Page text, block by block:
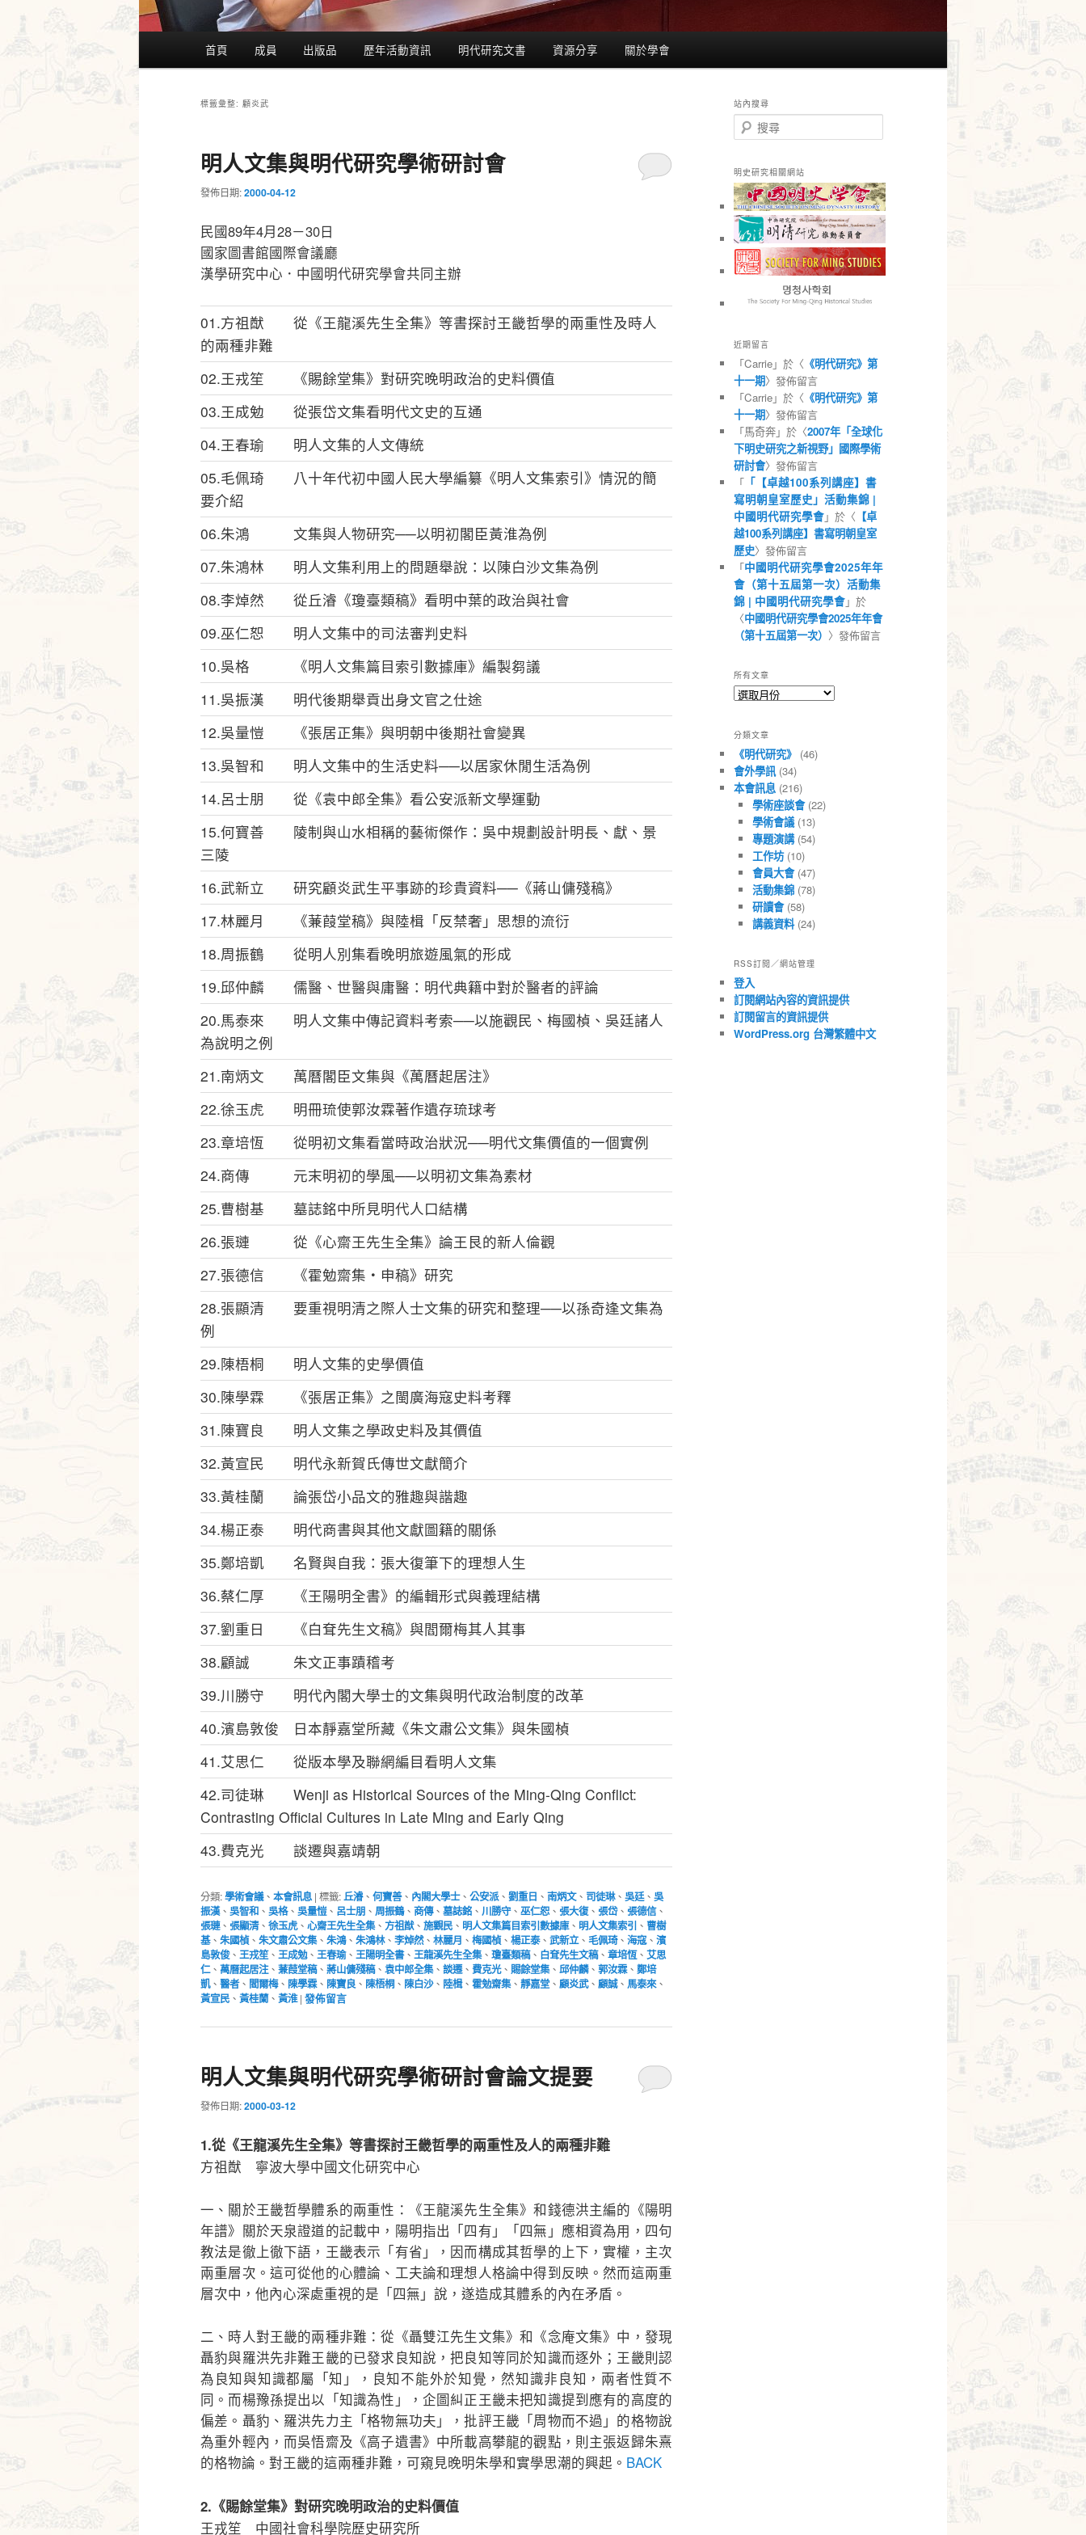
首頁 成員 出版品 歷年活動資訊 明代研究文書 資源分享 關於學會
標籤彙整: 顧炎武
明人文集與明代研究學術研討會
發佈日期:2000-04-12
民國89年4月28－30日
國家圖書館國際會議廳
漢學研究中心．中國明代研究學會共同主辦
01.方祖猷 從《王龍溪先生全集》等書探討王畿哲學的兩重性及時人
的兩種非難
02.王戎笙 《賜餘堂集》對研究晚明政治的史料價值
03.王成勉 從張岱文集看明代文史的互通
04.王春瑜 明人文集的人文傳統
05.毛佩琦 八十年代初中國人民大學編纂《明人文集索引》情況的簡
要介紹
06.朱鴻 文集與人物研究──以明初閣臣黃淮為例
07.朱鴻林 明人文集利用上的問題舉說：以陳白沙文集為例
08.李焯然 從丘濬《瓊臺類稿》看明中葉的政治與社會
09.巫仁恕 明人文集中的司法審判史料
10.吳格 《明人文集篇目索引數據庫》編製芻議
11.吳振漢 明代後期舉貢出身文官之仕途
12.吳量愷 《張居正集》與明朝中後期社會變異
13.吳智和 明人文集中的生活史料──以居家休閒生活為例
14.呂士朋 從《袁中郎全集》看公安派新文學運動
15.何寶善 陵制與山水相稱的藝術傑作：吳中規劃設計明長、獻、景
三陵
16.武新立 研究顧炎武生平事跡的珍貴資料──《蔣山傭殘稿》
17.林麗月 《蒹葭堂稿》與陸楫「反禁奢」思想的流衍
18.周振鶴 從明人別集看晚明旅遊風氣的形成
19.邱仲麟 儒醫、世醫與庸醫：明代典籍中對於醫者的評論
20.馬泰來 明人文集中傳記資料考索──以施觀民、梅國楨、吳廷諸人
為說明之例
21.南炳文 萬曆閣臣文集與《萬曆起居注》
22.徐玉虎 明冊琉使郭汝霖著作遺存琉球考
23.章培恆 從明初文集看當時政治狀況──明代文集價值的一個實例
24.商傳 元末明初的學風──以明初文集為素材
25.曹樹基 墓誌銘中所見明代人口結構
26.張璉 從《心齋王先生全集》論王艮的新人倫觀
27.張德信 《霍勉齋集‧申稿》研究
28.張顯清 要重視明清之際人士文集的研究和整理──以孫奇逢文集為
例
29.陳梧桐 明人文集的史學價值
30.陳學霖 《張居正集》之閩廣海寇史料考釋
31.陳寶良 明人文集之學政史料及其價值
32.黃宣民 明代永新賀氏傳世文獻簡介
33.黃桂蘭 論張岱小品文的雅趣與諧趣
34.楊正泰 明代商書與其他文獻圖籍的關係
35.鄭培凱 名賢與自我：張大復筆下的理想人生
36.蔡仁厚 《王陽明全書》的編輯形式與義理結構
37.劉重日 《白耷先生文稿》與閻爾梅其人其事
38.顧誠 朱文正事蹟稽考
39.川勝守 明代內閣大學士的文集與明代政治制度的改革
40.濱島敦俊 日本靜嘉堂所藏《朱文肅公文集》與朱國楨
41.艾思仁 從版本學及聯網編目看明人文集
42.司徒琳 Wenji as Historical Sources of the Ming-Qing Conflict:
Contrasting Official Cultures in Late Ming and Early Qing
43.費克光 談遷與嘉靖朝
分類:學術會議、 本會訊息 | 標籤:丘濬、 何寶善、 內閣大學士、 公安派、 劉重日 、 南炳文、 司徒琳、 吳廷、 吳
振漢、 吳智和 、 吳格、 吳量愷、 呂士朋 、 周振鶴、 商傳、 墓誌銘 、 川勝守、 巫仁恕 、 張大復、 張岱、 張德信、
張璉、 張顯清、 徐玉虎、 心齋王先生全集、 方祖猷、 施觀民 、 明人文集篇目索引數據庫、 明人文集索引 、 曹樹
基、 朱國楨、 朱文肅公文集、 朱鴻、 朱鴻林、 李焯然、 林麗月 、 梅國楨、 楊正泰、 武新立、 毛佩琦、 海寇、 濱
島敦俊、 王戎笙、 王成勉、 王春瑜、 王陽明全書、 王龍溪先生全集、 瓊臺類稿、 白耷先生文稿、 章培恆、 艾思
仁、 萬曆起居注、 蒹葭堂稿、 蔣山傭殘稿、 袁中郎全集、 談遷、 費克光、 賜餘堂集、 邱仲麟、 郭汝霖、 鄭培
凱、 醫者、 閻爾梅、 陳學霖、 陳寶良 、 陳梧桐 、 陳白沙、 陸楫、 霍勉齋集、 靜嘉堂 、 顧炎武、 顧誠、 馬泰來、
黃宣民 、 黃桂蘭、 黃淮 | 發佈留言
明人文集與明代研究學術研討會論文提要
發佈日期:2000-03-12
1.從《王龍溪先生全集》等書探討王畿哲學的兩重性及人的兩種非難
方祖猷 寧波大學中國文化研究中心
一、關於王畿哲學體系的兩重性：《王龍溪先生全集》和錢德洪主編的《陽明
年譜》關於天泉證道的記載中，陽明指出「四有」「四無」應相資為用，四句
教法是徹上徹下語，王畿表示「有省」，因而構成其哲學的上下，實權，主次
兩重層次。這可從他的心體論、工夫論和理想人格論中得到反映。然而這兩重
層次中，他內心深處重視的是「四無」說，遂造成其體系的內在矛盾。
二、時人對王畿的兩種非難：從《聶雙江先生文集》和《念庵文集》中，發現
聶豹與羅洪先非難王畿的已發求良知說，把良知等同於知識而逐外；王畿則認
為良知與知識都屬「知」，良知不能外於知覺，然知識非良知，兩者性質不
同。而楊豫孫提出以「知識為性」，企圖糾正王畿未把知識提到應有的高度的
偏差。聶豹、羅洪先力主「格物無功夫」，批評王畿「周物而不過」的格物說
為重外輕內，而吳悟齋及《高子遺書》中所載高攀龍的觀點，則主張返歸朱熹
的格物論。對王畿的這兩種非難，可窺見晚明朱學和實學思潮的興起。 BACK
2.《賜餘堂集》對研究晚明政治的史料價值
王戎笙 中國社會科學院歷史研究所
站內搜尋
搜
尋
明史研究相關網站
近期留言
「Carrie」於〈 《明代研究》第
十一期〉發佈留言
「Carrie」於〈 《明代研究》第
十一期〉發佈留言
「馬奇奔」於〈2007年「全球化
下明史研究之新視野」國際學術
研討會〉發佈留言
「 「【卓越100系列講座】書
寫明朝皇室歷史」活動集錦 |
中國明代研究學會」於〈 【卓
越100系列講座】書寫明朝皇室
歷史〉發佈留言
「中國明代研究學會2025年年
會（第十五屆第一次）活動集
錦 | 中國明代研究學會」於
〈中國明代研究學會2025年年會
（第十五屆第一次） 〉發佈留言
所有文章
所
章
分類文章
《明代研究》 (46)
會外學訊 (34)
本會訊息 (216)
學術座談會(22)
學術會議(13)
專題演講(54)
工作坊(10)
會員大會(47)
活動集錦(78)
研讀會(58)
講義資料(24)
RSS訂閱／網站管理
登入
訂閱網站內容的資訊提供
訂閱留言的資訊提供
WordPress.org 台灣繁體中文